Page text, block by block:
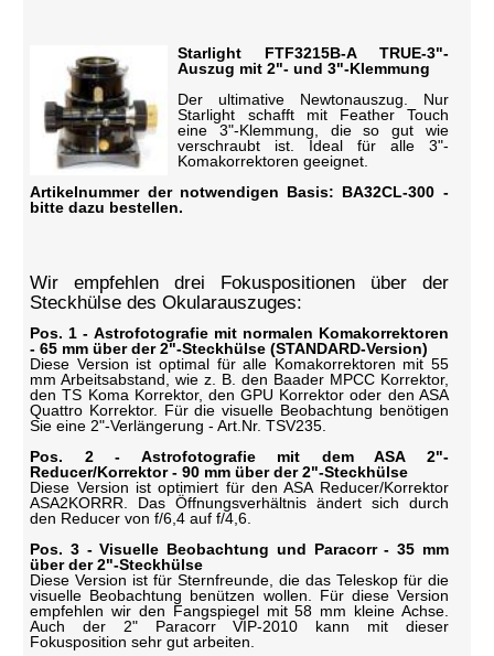
Starlight FTF3215B-A TRUE-3"-
Auszug mit 2"- und 3"-Klemmung
Der ultimative Newtonauszug. Nur
Starlight schafft mit Feather Touch
eine 3"-Klemmung, die so gut wie
verschraubt ist. Ideal für alle 3"-
Komakorrektoren geeignet.
Artikelnummer der notwendigen Basis: BA32CL-300 -
bitte dazu bestellen.
Wir empfehlen drei Fokuspositionen über der
Steckhülse des Okularauszuges:
Pos. 1 - Astrofotografie mit normalen Komakorrektoren
- 65 mm über der 2"-Steckhülse (STANDARD-Version)
Diese Version ist optimal für alle Komakorrektoren mit 55
mm Arbeitsabstand, wie z. B. den Baader MPCC Korrektor,
den TS Koma Korrektor, den GPU Korrektor oder den ASA
Quattro Korrektor. Für die visuelle Beobachtung benötigen
Sie eine 2"-Verlängerung - Art.Nr. TSV235.
Pos. 2 - Astrofotografie mit dem ASA 2"-
Reducer/Korrektor - 90 mm über der 2"-Steckhülse
Diese Version ist optimiert für den ASA Reducer/Korrektor
ASA2KORRR. Das Öffnungsverhältnis ändert sich durch
den Reducer von f/6,4 auf f/4,6.
Pos. 3 - Visuelle Beobachtung und Paracorr - 35 mm
über der 2"-Steckhülse
Diese Version ist für Sternfreunde, die das Teleskop für die
visuelle Beobachtung benützen wollen. Für diese Version
empfehlen wir den Fangspiegel mit 58 mm kleine Achse.
Auch der 2" Paracorr VIP-2010 kann mit dieser
Fokusposition sehr gut arbeiten.